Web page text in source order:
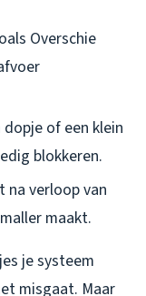
Overschie
dopje of een klein
blokkeren.
na verloop van
maakt.
je systeem
misgaat. Maar